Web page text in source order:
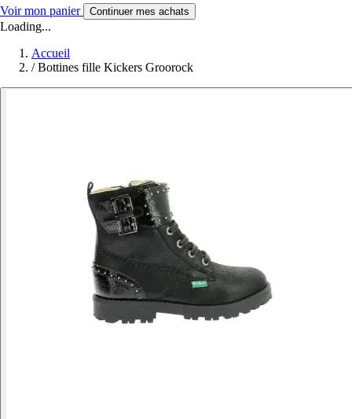
Voir mon panier Continuer mes achats
Loading...
Accueil
/ Bottines fille Kickers Groorock